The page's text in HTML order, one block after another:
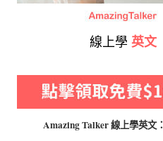
線上學 英文
Amazing Talker 線上學英文：